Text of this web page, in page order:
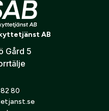
18650
solcellspanel
(AA och 18650)
behandlas enligt
AB
Gård 5
80